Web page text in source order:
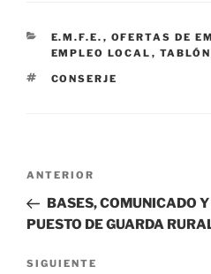
CATEGORÍAS
E.M.F.E. , OFERTAS DE
EMPLEO LOCAL ,
ETIQUETAS
CONSERJE
Navegación
entradas
Entrada
anterior:
ANTERIOR
BASES, COMUNICADO
PUESTO DE GUARDA
Siguiente
SIGUIENTE